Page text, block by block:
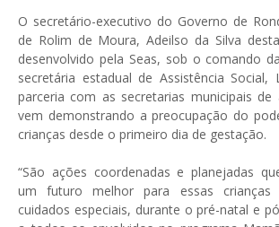
O secretário-executivo do Governo de
de Rolim de Moura, Adeilso da Silva
desenvolvido pela Seas, sob o comando
secretária estadual de Assistência Social,
parceria com as secretarias municipais de
vem demonstrando a preocupação do
crianças desde o primeiro dia de gestação.
“São ações coordenadas e planejadas
um futuro melhor para essas
cuidados especiais, durante o pré-natal e